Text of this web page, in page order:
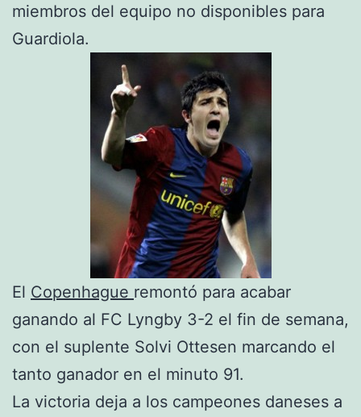
miembros del equipo no disponibles para
Guardiola.
El Copenhague remontó para acabar
ganando al FC Lyngby 3-2 el fin de semana,
con el suplente Solvi Ottesen marcando el
tanto ganador en el minuto 91.
La victoria deja a los campeones daneses a